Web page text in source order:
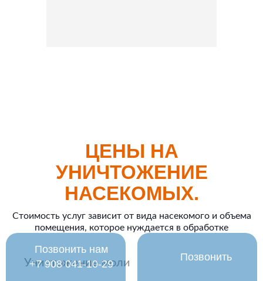
Позвонить нам
‪+7 908 041-10-29
Позвонить
ЦЕНЫ НА
УНИЧТОЖЕНИЕ
НАСЕКОМЫХ.
Стоимость услуг зависит от вида насекомого и объема
помещения, которое нуждается в обработке
Уничтожение моли